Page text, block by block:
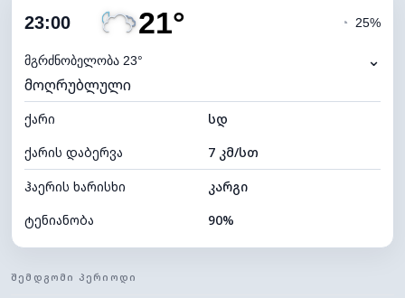
ღრუბლიანობა
ნამის წერტილი
ხილვადობა
განათების ინდექსი 0 (ბნელი)
ღრუბლის სიმაღლე 8000 მ
23:00 21°
მგრძნობელობა 23°
◔ 25%
⌄
მოღრუბლული
ქარი
სდ
ქარის დაბერვა
7 კმ/სთ
ჰაერის ხარისხი
კარგი
ტენიანობა
90%
ღრუბლიანობა
ᲨᲔᲛᲓᲒᲝᲛᲘ ᲞᲔᲠᲘᲝᲓᲘ